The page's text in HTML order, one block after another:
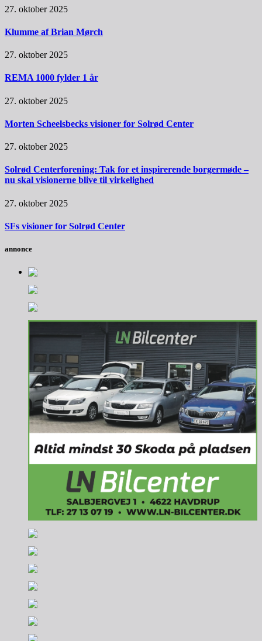
27. oktober 2025
Klumme af Brian Mørch
27. oktober 2025
REMA 1000 fylder 1 år
27. oktober 2025
Morten Scheelsbecks visioner for Solrød Center
27. oktober 2025
Solrød Centerforening: Tak for et inspirerende borgermøde –
nu skal visionerne blive til virkelighed
27. oktober 2025
SFs visioner for Solrød Center
annonce